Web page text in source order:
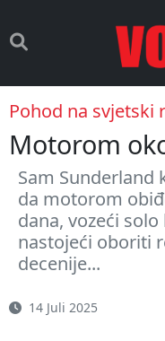
Pohod na svjetski
Motorom
Sam Sunderland
da motorom
dana, vozeći
nastojeći oboriti
decenije...
14 Juli 2025